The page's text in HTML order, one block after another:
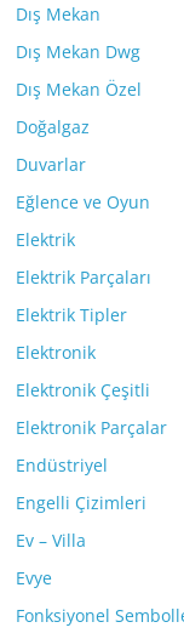
Dış Mekan
Dış Mekan Dwg
Dış Mekan Özel
Doğalgaz
Duvarlar
Eğlence ve Oyun
Elektrik
Elektrik Parçaları
Elektrik Tipler
Elektronik
Elektronik Çeşitli
Elektronik Parçalar
Endüstriyel
Engelli Çizimleri
Ev – Villa
Evye
Fonksiyonel